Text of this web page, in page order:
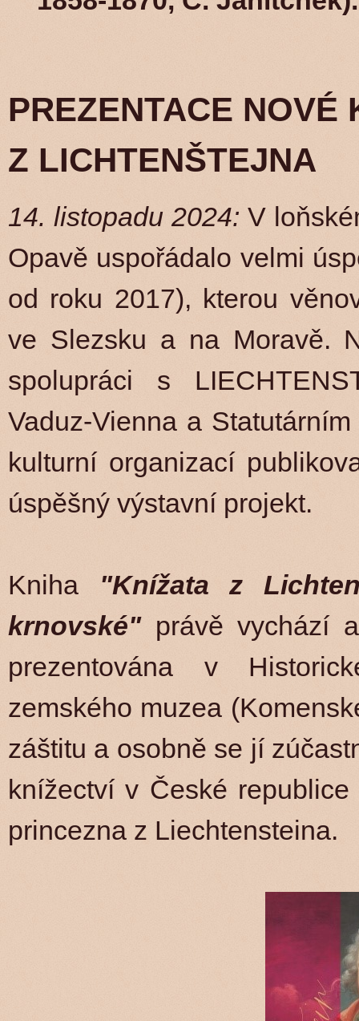
PREZENTACE NOVÉ
Z LICHTENŠTEJNA
14. listopadu 2024:V
Opavě uspořádalo velmi
od roku 2017), kterou
ve Slezsku a na Moravě.
spolupráci s
Vaduz-Vienna a
kulturní organizací
úspěšný výstavní projekt.
Kniha "Knížata z
krnovské" právě vychází
prezentována v
zemského muzea
záštitu a osobně se jí
knížectví v České
princezna z Liechtensteina.